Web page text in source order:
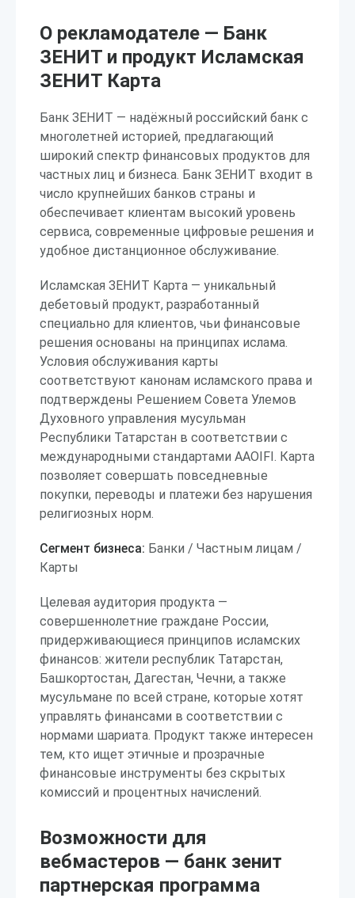
О рекламодателе — Банк
ЗЕНИТ и продукт Исламская
ЗЕНИТ Карта
Банк ЗЕНИТ — надёжный российский банк с
многолетней историей, предлагающий
широкий спектр финансовых продуктов для
частных лиц и бизнеса. Банк ЗЕНИТ входит в
число крупнейших банков страны и
обеспечивает клиентам высокий уровень
сервиса, современные цифровые решения и
удобное дистанционное обслуживание.
Исламская ЗЕНИТ Карта — уникальный
дебетовый продукт, разработанный
специально для клиентов, чьи финансовые
решения основаны на принципах ислама.
Условия обслуживания карты
соответствуют канонам исламского права и
подтверждены Решением Совета Улемов
Духовного управления мусульман
Республики Татарстан в соответствии с
международными стандартами AAOIFI. Карта
позволяет совершать повседневные
покупки, переводы и платежи без нарушения
религиозных норм.
Сегмент бизнеса: Банки / Частным лицам /
Карты
Целевая аудитория продукта —
совершеннолетние граждане России,
придерживающиеся принципов исламских
финансов: жители республик Татарстан,
Башкортостан, Дагестан, Чечни, а также
мусульмане по всей стране, которые хотят
управлять финансами в соответствии с
нормами шариата. Продукт также интересен
тем, кто ищет этичные и прозрачные
финансовые инструменты без скрытых
комиссий и процентных начислений.
Возможности для
вебмастеров — банк зенит
партнерская программа